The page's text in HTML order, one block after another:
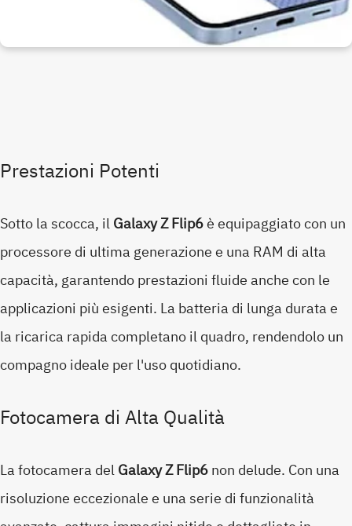
Prestazioni Potenti
Sotto la scocca, ilGalaxy Z Flip6è equipaggiato con un
processore di ultima generazione e una RAM di alta
capacità, garantendo prestazioni fluide anche con le
applicazioni più esigenti. La batteria di lunga durata e
la ricarica rapida completano il quadro, rendendolo un
compagno ideale per l'uso quotidiano.
Fotocamera di Alta Qualità
La fotocamera delGalaxy Z Flip6non delude. Con una
risoluzione eccezionale e una serie di funzionalità